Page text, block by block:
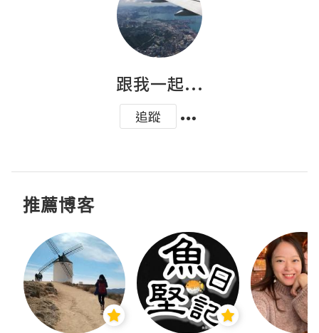
跟我一起...
追蹤
推薦博客